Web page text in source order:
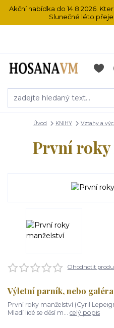
Akční nabídka do 14.8.2026.
Slunečné léto
Úvod KNIHY Vztahy a
První roky
Ohodnotit
Výletní parník, nebo
První roky manželství (Cyril
Mladí lidé se děsí m... celý popis